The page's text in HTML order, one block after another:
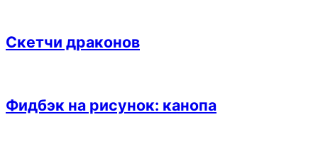
Скетчи драконов
Фидбэк на рисунок: канопа